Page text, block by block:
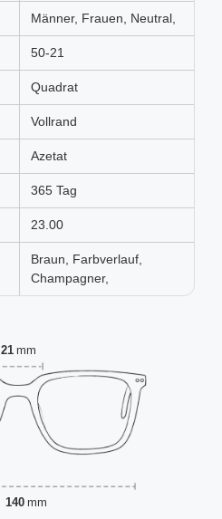
Männer, Frauen, Neutral,
50-21
Quadrat
Vollrand
Azetat
365 Tag
23.00
Braun, Farbverlauf,
Champagner,
21 mm
140 mm